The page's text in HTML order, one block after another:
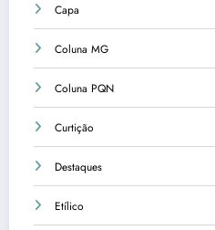
Capa
Coluna MG
Coluna PQN
Curtição
Destaques
Etílico